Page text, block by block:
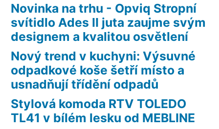
Novinka na trhu - Opviq Stropní
svítidlo Ades II juta zaujme svým
designem a kvalitou osvětlení
Nový trend v kuchyni: Výsuvné
odpadkové koše šetří místo a
usnadňují třídění odpadů
Stylová komoda RTV TOLEDO
TL41 v bílém lesku od MEBLINE